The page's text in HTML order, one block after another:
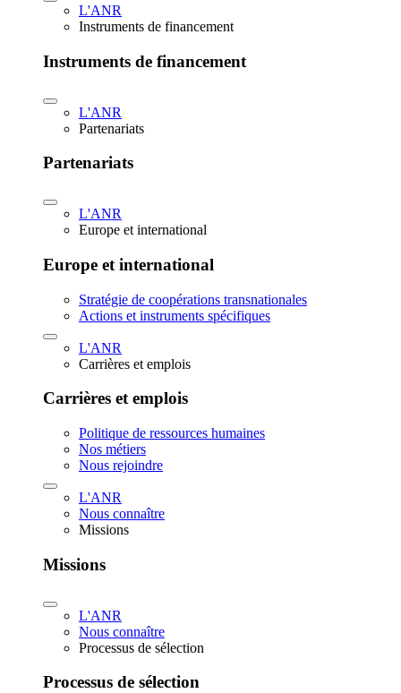
L'ANR
Instruments de financement
Instruments de financement
L'ANR
Partenariats
Partenariats
L'ANR
Europe et international
Europe et international
Stratégie de coopérations transnationales
Actions et instruments spécifiques
L'ANR
Carrières et emplois
Carrières et emplois
Politique de ressources humaines
Nos métiers
Nous rejoindre
L'ANR
Nous connaître
Missions
Missions
L'ANR
Nous connaître
Processus de sélection
Processus de sélection